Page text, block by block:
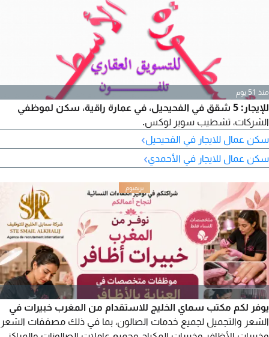
منذ 51 يوم
للإيجار: 5 شقق في الفحيحيل، في عمارة راقية، سكن لموظفي
الشركات، تشطيب سوبر لوكس.
سكن عمال للايجار في الفحيحيل›
سكن عمال للايجار في الأحمدي›
يوفر لكم مكتب سماي الخليج للاستقدام من المغرب خبيرات في
الشعر والتجميل لجميع خدمات الصالون، بما في ذلك مصففات الشعر